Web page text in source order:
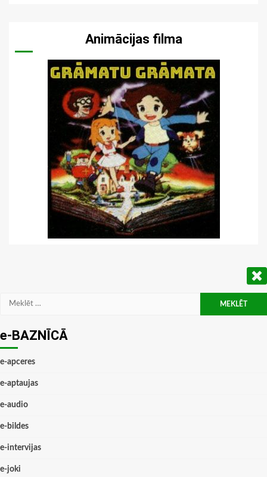
Animācijas filma
Meklēt:
e-BAZNĪCĀ
e-apceres
e-aptaujas
e-audio
e-bildes
e-intervijas
e-joki